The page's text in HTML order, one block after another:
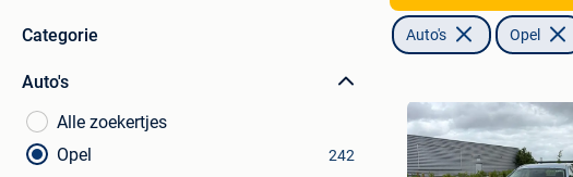
Categorie
Auto's
Alle zoekertjes
Opel
242
Auto's Opel